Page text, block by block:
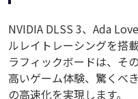
NVIDIA DLSS 3、Ada
ルレイトレーシングを搭
ラフィックボードは、そ
高いゲーム体験、驚くべ
の高速化を実現します。